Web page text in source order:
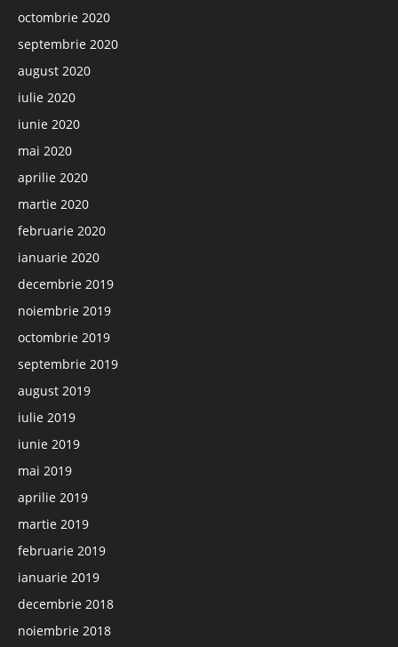
octombrie 2020
septembrie 2020
august 2020
iulie 2020
iunie 2020
mai 2020
aprilie 2020
martie 2020
februarie 2020
ianuarie 2020
decembrie 2019
noiembrie 2019
octombrie 2019
septembrie 2019
august 2019
iulie 2019
iunie 2019
mai 2019
aprilie 2019
martie 2019
februarie 2019
ianuarie 2019
decembrie 2018
noiembrie 2018